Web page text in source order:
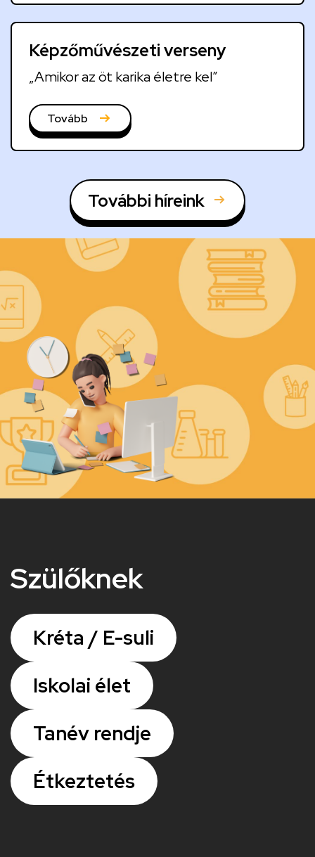
Képzőművészeti verseny
„Amikor az öt karika életre kel”
Tovább
További híreink
Szülőknek
Kréta / E-suli
Iskolai élet
Tanév rendje
Étkeztetés
Kép